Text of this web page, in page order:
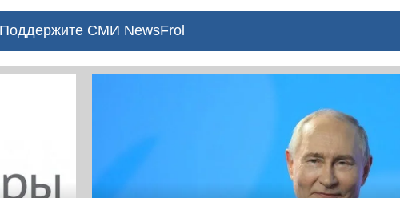
СМИ NewsFrol